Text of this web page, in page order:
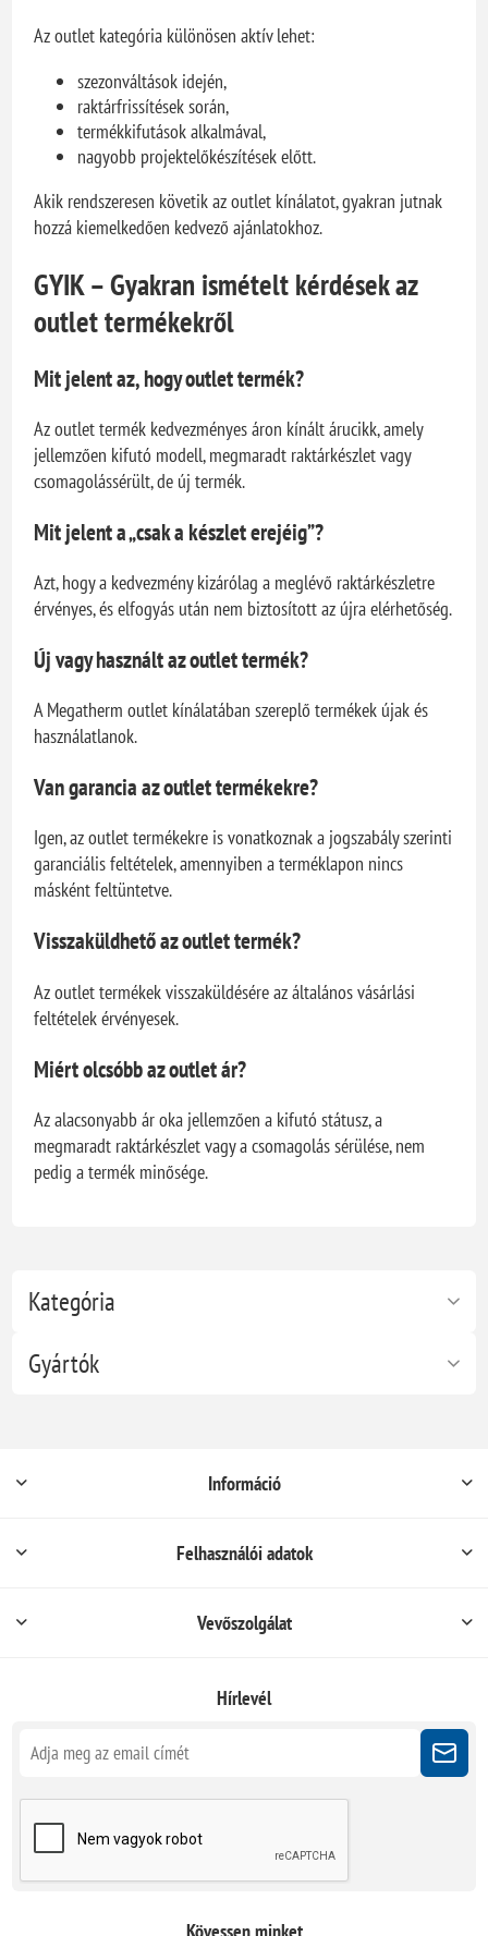
Kategória
Gyártók
Az outlet kategória különösen aktív lehet:
szezonváltások idején,
raktárfrissítések során,
termékkifutások alkalmával,
nagyobb projektelőkészítések előtt.
Akik rendszeresen követik az outlet kínálatot, gyakran jutnak
hozzá kiemelkedően kedvező ajánlatokhoz.
GYIK – Gyakran ismételt kérdések az
outlet termékekről
Mit jelent az, hogy outlet termék?
Az outlet termék kedvezményes áron kínált árucikk, amely
jellemzően kifutó modell, megmaradt raktárkészlet vagy
csomagolássérült, de új termék.
Mit jelent a „csak a készlet erejéig”?
Azt, hogy a kedvezmény kizárólag a meglévő raktárkészletre
érvényes, és elfogyás után nem biztosított az újra elérhetőség.
Új vagy használt az outlet termék?
A Megatherm outlet kínálatában szereplő termékek újak és
használatlanok.
Van garancia az outlet termékekre?
Igen, az outlet termékekre is vonatkoznak a jogszabály szerinti
garanciális feltételek, amennyiben a terméklapon nincs
másként feltüntetve.
Visszaküldhető az outlet termék?
Az outlet termékek visszaküldésére az általános vásárlási
feltételek érvényesek.
Miért olcsóbb az outlet ár?
Az alacsonyabb ár oka jellemzően a kifutó státusz, a
megmaradt raktárkészlet vagy a csomagolás sérülése, nem
pedig a termék minősége.
Információ
Felhasználói adatok
Vevőszolgálat
Hírlevél
Kövessen minket